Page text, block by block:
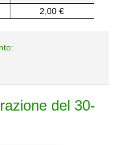
2,00 €
del 30-